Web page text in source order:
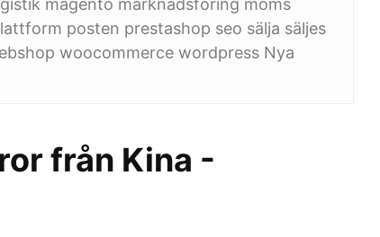
magento marknadsföring moms
posten prestashop seo sälja säljes
woocommerce wordpress Nya
från Kina -